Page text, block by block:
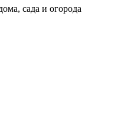
сада и огорода